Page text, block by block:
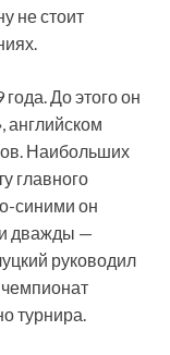
не стоит
До этого он
английском
Наибольших
главного
синими он
дважды —
руководил
турнира.